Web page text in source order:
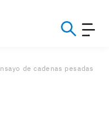
de cadenas pesadas